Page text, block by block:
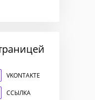
VKONTAKTE
ССЫЛКА